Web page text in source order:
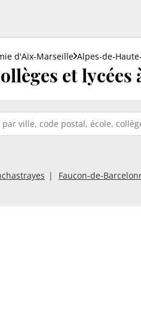
d'Aix-Marseille Alpes-de-
et lycées
Faucon-de-